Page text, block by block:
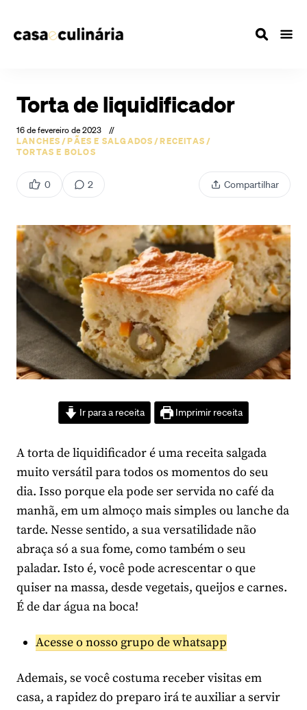
Torta de liquidificador
16 de fevereiro de 2023
//
LANCHES/PÃES E SALGADOS/RECEITAS/
TORTAS E BOLOS
0 2 Compartilhar
Ir para a receita Imprimir receita
A torta de liquidificador é uma receita salgada
muito versátil para todos os momentos do seu
dia. Isso porque ela pode ser servida no café da
manhã, em um almoço mais simples ou lanche da
tarde. Nesse sentido, a sua versatilidade não
abraça só a sua fome, como também o seu
paladar. Isto é, você pode acrescentar o que
quiser na massa, desde vegetais, queijos e carnes.
É de dar água na boca!
Acesse o nosso grupo de whatsapp
Ademais, se você costuma receber visitas em
casa, a rapidez do preparo irá te auxiliar a servir